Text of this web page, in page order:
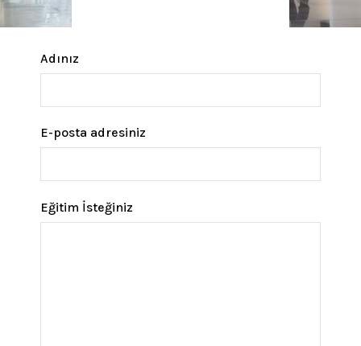
Adınız
E-posta adresiniz
Eğitim İsteğiniz